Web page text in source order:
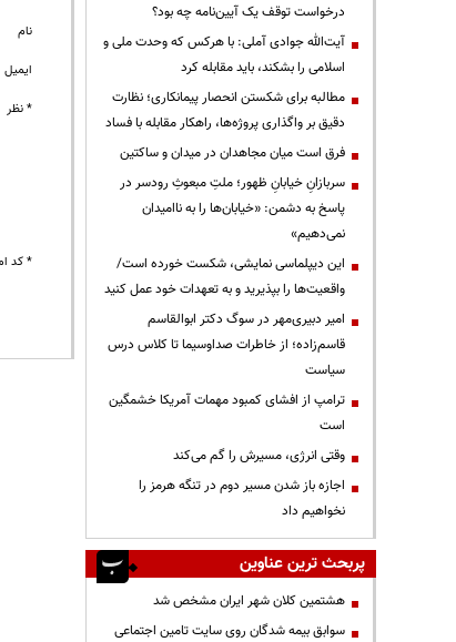
نام
ایمیل
* نظر
* کد
درخواست توقف یک آیین‌نامه چه بود؟
آیت‌الله جوادی آملی: با هرکس که وحدت ملی و
اسلامی را بشکند، باید مقابله کرد
مطالبه برای شکستن انحصار پیمانکاری؛ نظارت
دقیق بر واگذاری پروژه‌ها، راهکار مقابله با فساد
فرق است میان مجاهدان در میدان و ساکتین
سربازانِ خیابانِ ظهور؛ ملتِ مبعوثِ رودسر در
پاسخ به دشمن: «خیابان‌ها را به ناامیدان
نمی‌دهیم»
این دیپلماسی نمایشی، شکست خورده است/
واقعیت‌ها را بپذیرید و به تعهدات خود عمل کنید
امیر دبیری‌مهر در سوگ دکتر ابوالقاسم
قاسم‌زاده؛ از خاطرات صداوسیما تا کلاس درس
سیاست
ترامپ از افشای کمبود مهمات آمریکا خشمگین
است
وقتی انرژی، مسیرش را گم می‌کند
اجازه باز شدن مسیر دوم در تنگه هرمز را
نخواهیم داد
پربحث ترین عناوین
هشتمین کلان شهر ایران مشخص شد
سوابق بیمه شدگان روی سایت تامین اجتماعی